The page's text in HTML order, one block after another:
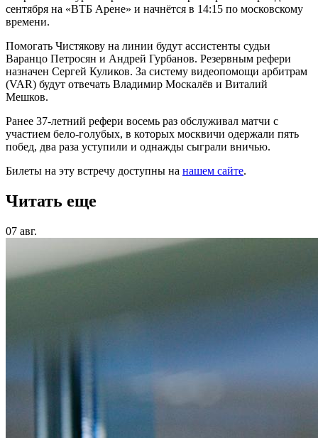
сентября на «ВТБ Арене» и начнётся в 14:15 по московскому
времени.
Помогать Чистякову на линии будут ассистенты судьи
Варанцо Петросян и Андрей Гурбанов. Резервным рефери
назначен Сергей Куликов. За систему видеопомощи арбитрам
(VAR) будут отвечать Владимир Москалёв и Виталий
Мешков.
Ранее 37-летний рефери восемь раз обслуживал матчи с
участием бело-голубых, в которых москвичи одержали пять
побед, два раза уступили и однажды сыграли вничью.
Билеты на эту встречу доступны на нашем сайте.
Читать еще
07 авг.